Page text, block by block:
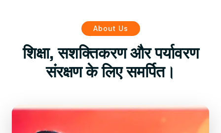
About Us
शिक्षा, सशक्तिकरण और पर्यावरण
संरक्षण के लिए समर्पित।